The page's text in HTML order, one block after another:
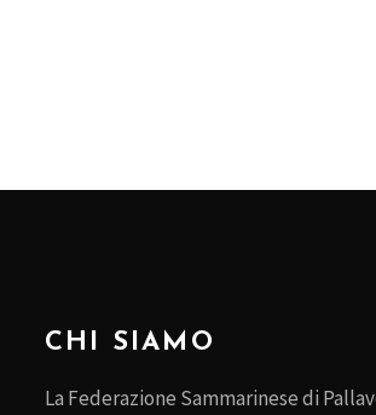
CHI SIAMO
La Federazione Sammarinese di